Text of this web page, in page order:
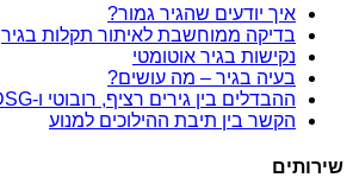
איך יודעים שהגיר גמור?
בדיקה ממוחשבת לאיתור תקלות בגיר
נקישות בגיר אוטומטי
בעיה בגיר – מה עושים?
ההבדלים בין גירים רציף, רובוטי ו-DSG
הקשר בין תיבת ההילוכים למנוע
שירותים